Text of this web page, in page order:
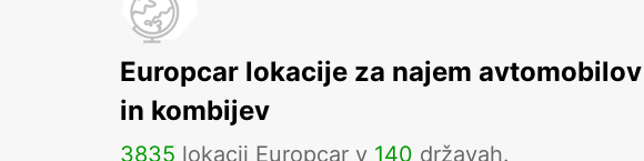
Europcar lokacije za najem avtomobilov
in kombijev
3835 lokacij Europcar v 140 državah.